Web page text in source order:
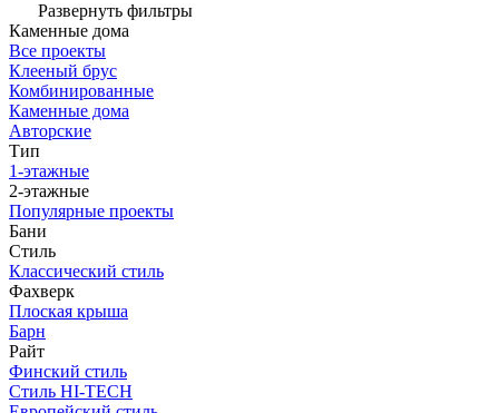
Развернуть фильтры
Каменные дома
Все проекты
Клееный брус
Комбинированные
Каменные дома
Авторские
Тип
1-этажные
2-этажные
Популярные проекты
Бани
Стиль
Классический стиль
Фахверк
Плоская крыша
Барн
Райт
Финский стиль
Стиль HI-TECH